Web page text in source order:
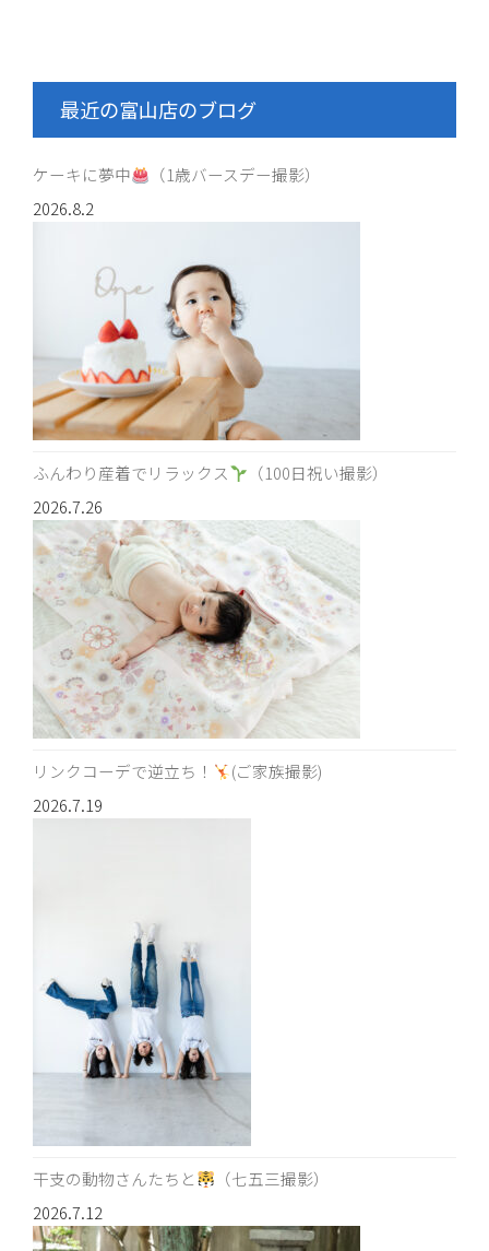
最近の富山店のブログ
ケーキに夢中
（1歳バースデー撮影）
2026.8.2
ふんわり産着でリラックス
（100日祝い撮影）
2026.7.26
リンクコーデで逆立ち！
(ご家族撮影)
2026.7.19
干支の動物さんたちと
（七五三撮影）
2026.7.12